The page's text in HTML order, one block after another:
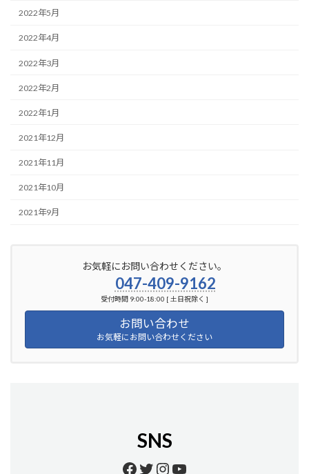
2022年5月
2022年4月
2022年3月
2022年2月
2022年1月
2021年12月
2021年11月
2021年10月
2021年9月
お気軽にお問い合わせください。
047-409-9162
受付時間 9:00-18:00 [ 土日祝除く ]
お問い合わせ
お気軽にお問い合わせください
SNS
Facebook
Twitter
Instagram
YouTube